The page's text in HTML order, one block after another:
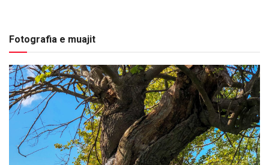
Fotografia e muajit